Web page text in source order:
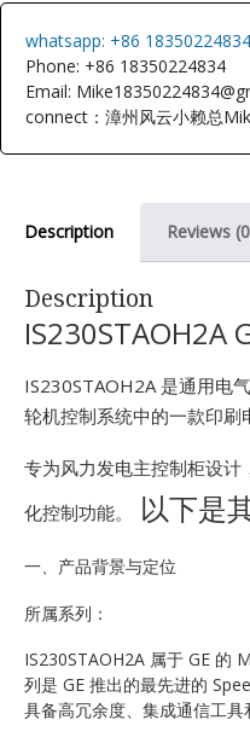
whatsapp: +86 18350224834
Phone: +86 18350224834
Email:
connect：漳州风云小赖总
Description Reviews
Description
IS230STAOH2A
IS230STAOH2A 是通用电
轮机控制系统中的一款印刷
专为风力发电主控制柜设
化控制功能。
以下是
一、产品背景与定位
所属系列：
IS230STAOH2A 属于 GE 的
列是 GE 推出的最先进的
具备高冗余度、集成通信工具